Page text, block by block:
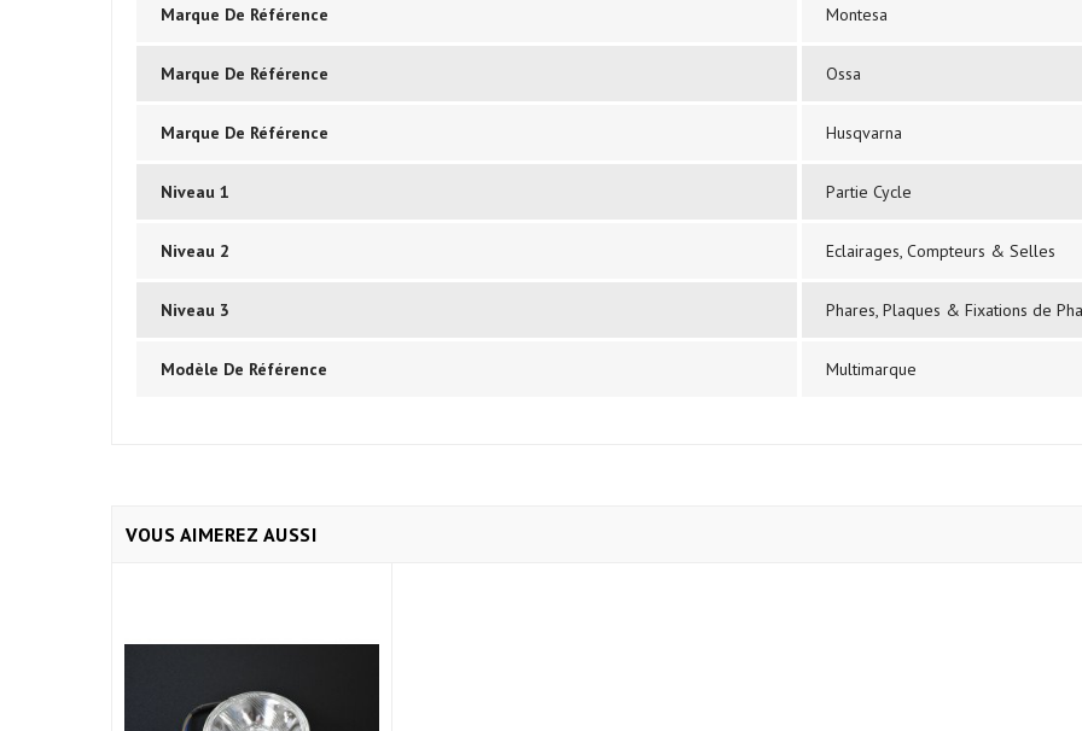
Marque De Référence Montesa
Marque De Référence Ossa
Marque De Référence Husqvarna
Niveau 1 Partie Cycle
Niveau 2 Eclairages, Compteurs & Selles
Niveau 3 Phares, Plaques & Fixations de
Modèle De Référence Multimarque
VOUS AIMEREZ AUSSI